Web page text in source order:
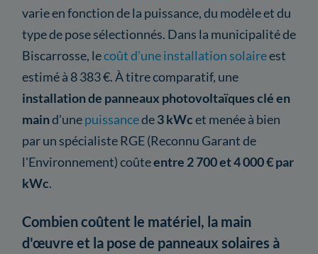
varie en fonction de la puissance, du modèle et du
type de pose sélectionnés. Dans la municipalité de
Biscarrosse, lecoût d'une installation solaireest
estimé à 8 383 €. À titre comparatif, une
installation de panneaux photovoltaïques clé en
maind'unepuissancede3 kWcet menée à bien
par un spécialiste RGE (Reconnu Garant de
l'Environnement) coûteentre 2 700 et 4 000 € par
kWc.
Combien coûtent le matériel, la main
d'œuvre et la pose de panneaux solaires à